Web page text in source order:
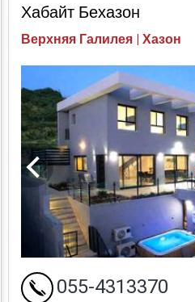
Хабайт Бехазон
Верхняя Галилея | Хазон
055-4313370